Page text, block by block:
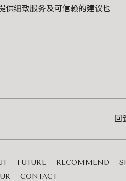
供细致服务及可信赖的建议也
回
FUTURE RECOMMEND
CONTACT